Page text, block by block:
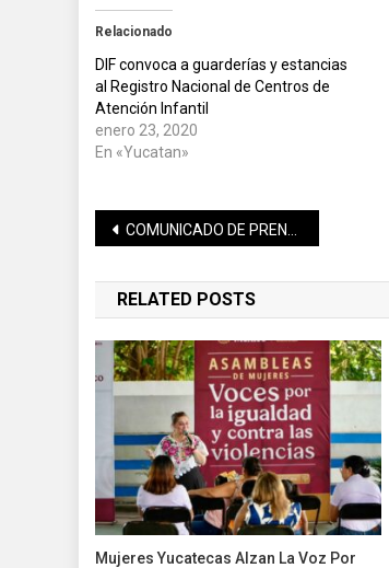
Relacionado
DIF convoca a guarderías y estancias
al Registro Nacional de Centros de
Atención Infantil
enero 23, 2020
En «Yucatan»
Navegación
de
entradas
COMUNICADO DE PRENSA DE LA SECRETARÍA DE SALUD DE YUCATÁN
RELATED POSTS
Mujeres Yucatecas Alzan La Voz Por